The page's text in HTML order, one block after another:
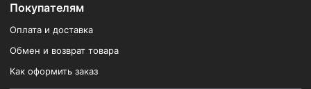
Покупателям
Оплата и доставка
Обмен и возврат товара
Как оформить заказ